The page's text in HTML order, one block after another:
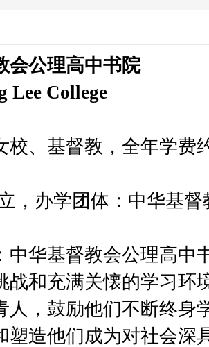
会公理高中书院
Lee College
校、基督教，全年学费
，办学团体：中华基
中华基督教会公理高中
战和充满关懐的学习环
人，鼓励他们不断终身
塑造他们成为对社会深